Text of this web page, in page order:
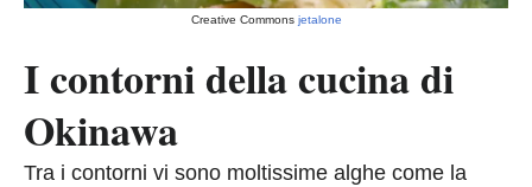
Creative Commons jetalone
I contorni della cucina di
Okinawa
Tra i contorni vi sono moltissime alghe come la